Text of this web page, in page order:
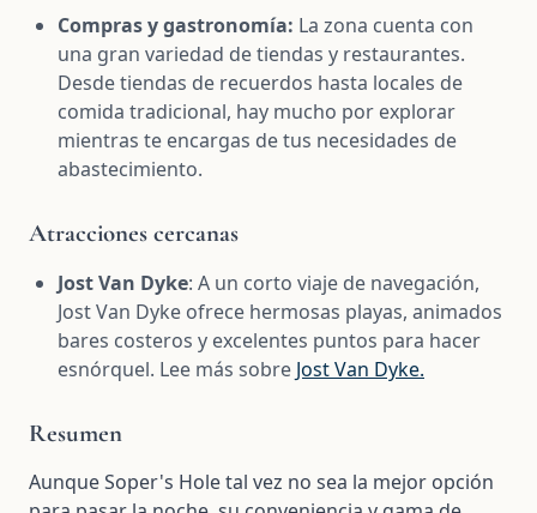
Compras y gastronomía: La zona cuenta con
una gran variedad de tiendas y restaurantes.
Desde tiendas de recuerdos hasta locales de
comida tradicional, hay mucho por explorar
mientras te encargas de tus necesidades de
abastecimiento.
Atracciones cercanas
Jost Van Dyke: A un corto viaje de navegación,
Jost Van Dyke ofrece hermosas playas, animados
bares costeros y excelentes puntos para hacer
esnórquel. Lee más sobre Jost Van Dyke.
Resumen
Aunque Soper's Hole tal vez no sea la mejor opción